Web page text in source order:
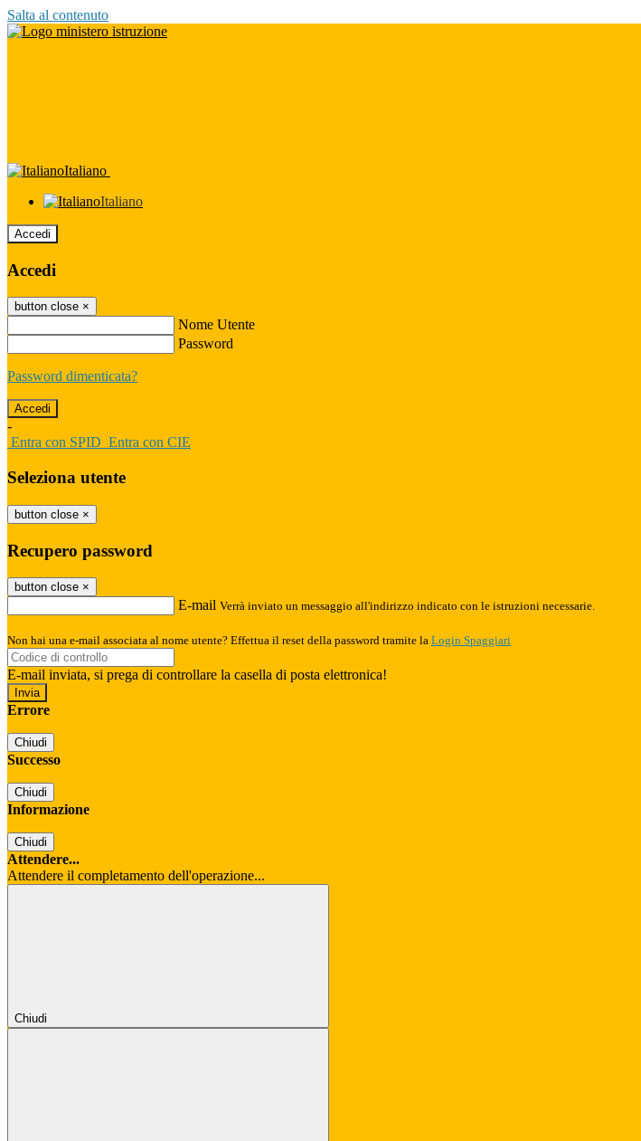
Salta al contenuto
Italiano
Italiano
Accedi
Accedi
button close ×
Nome Utente
Password
Password dimenticata?
-
Entra con SPID Entra con CIE
Seleziona utente
button close ×
Recupero password
button close ×
E-mail Verrà inviato un messaggio all'indirizzo indicato con le istruzioni necessarie.
Non hai una e-mail associata al nome utente? Effettua il reset della password tramite la Login Spaggiari
E-mail inviata, si prega di controllare la casella di posta elettronica!
Errore
Chiudi
Successo
Chiudi
Informazione
Chiudi
Attendere...
Attendere il completamento dell'operazione...
Chiudi